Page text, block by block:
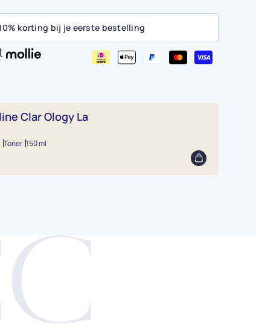
korting bij je eerste bestelling
Clar Ology La
Toner 150 ml